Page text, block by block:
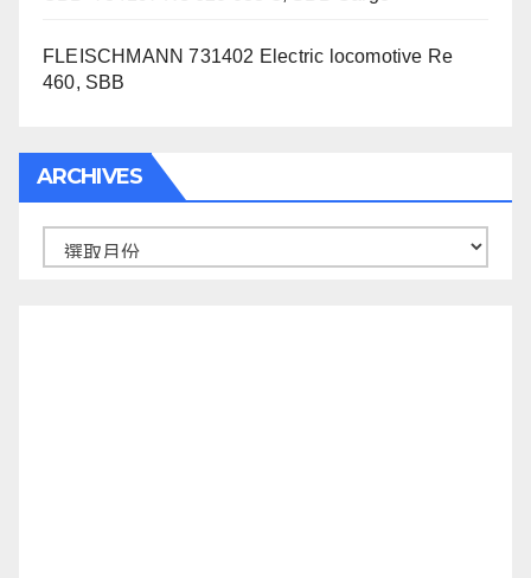
FLEISCHMANN 731402 Electric locomotive Re
460, SBB
ARCHIVES
Archives